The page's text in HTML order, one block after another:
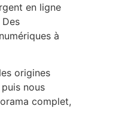
en ligne
à
origines
nous
complet,